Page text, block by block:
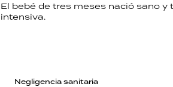
El bebé de tres meses nació sano
intensiva.
Negligencia sanitaria